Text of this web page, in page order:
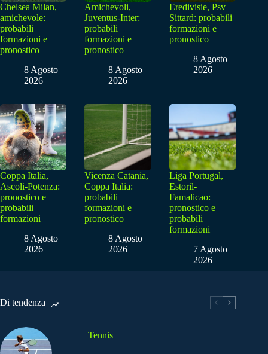
Chelsea Milan,
amichevole:
probabili
formazioni e
pronostico
8 Agosto
2026
Amichevoli,
Juventus-Inter:
probabili
formazioni e
pronostico
8 Agosto
2026
Eredivisie, Psv
Sittard: probabili
formazioni e
pronostico
8 Agosto
2026
Coppa Italia,
Ascoli-Potenza:
pronostico e
probabili
formazioni
8 Agosto
2026
Vicenza Catania,
Coppa Italia:
probabili
formazioni e
pronostico
8 Agosto
2026
Liga Portugal,
Estoril-
Famalicao:
pronostico e
probabili
formazioni
7 Agosto
2026
Di tendenza
Tennis